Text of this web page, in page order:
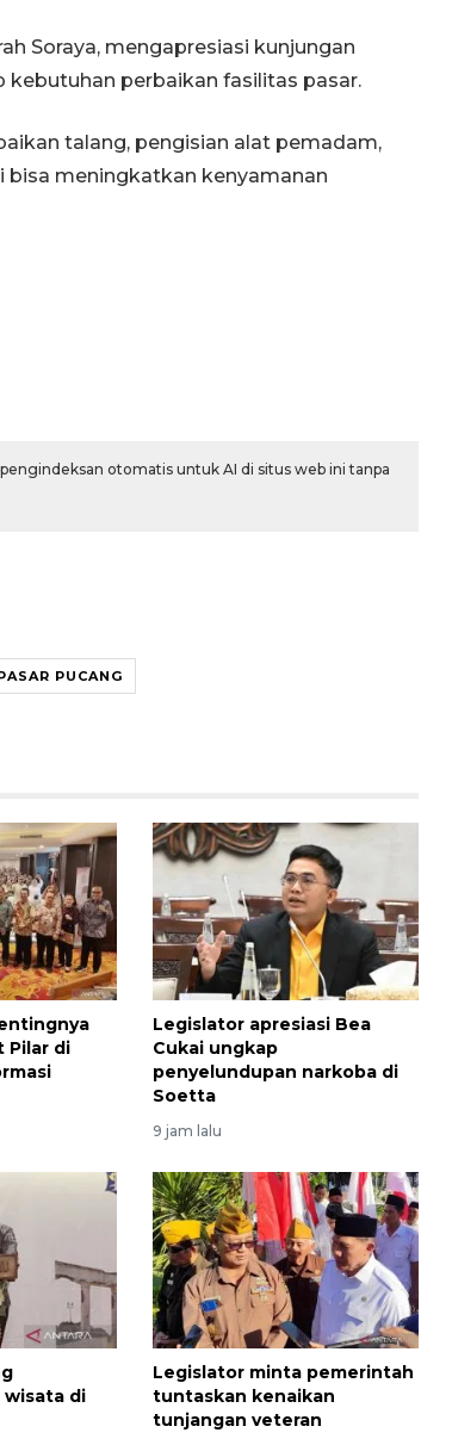
Soraya, mengapresiasi kunjungan
perbaikan fasilitas pasar.
talang, pengisian alat pemadam,
bisa meningkatkan kenyamanan
otomatis untuk AI di situs web ini tanpa
PUCANG
Pilar di
Legislator apresiasi Bea
Cukai ungkap
penyelundupan narkoba di
Soetta
9 jam lalu
wisata di
Legislator minta pemerintah
tuntaskan kenaikan
tunjangan veteran
Peningkatan perputaran
2 jam lalu
BNPB optimalkan penguatan
Desa Tangguh Bencana di
Ekspedisi Rupiah Berdaulat
2026 sambangi Papua
2026-08-06 13:15:00